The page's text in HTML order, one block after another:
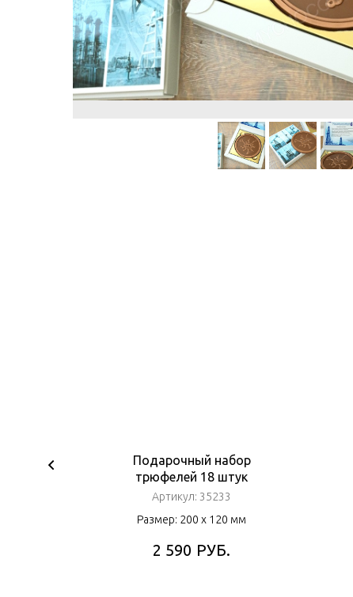
Подарочный набор
трюфелей 18 штук
Артикул: 35233
Размер: 200 х 120 мм
2 590 РУБ.